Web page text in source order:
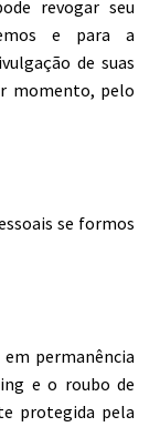
revogar seu
e para a
de suas
momento, pelo
se formos
permanência
e o roubo de
protegida pela